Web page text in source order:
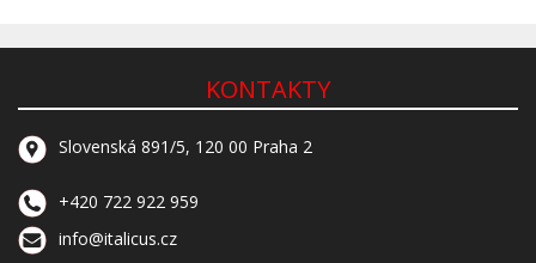
KONTAKTY
Slovenská 891/5, 120 00 Praha 2
+420 722 922 959
info@italicus.cz